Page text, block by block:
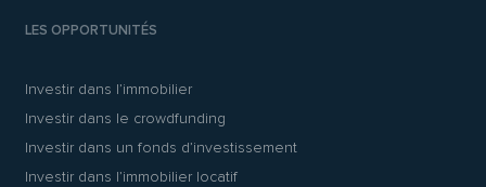
LES OPPORTUNITÉS
Investir dans l’immobilier
Investir dans le crowdfunding
Investir dans un fonds d’investissement
Investir dans l’immobilier locatif